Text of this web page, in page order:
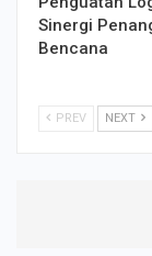
Sinergi
Bencana
PREV NEXT